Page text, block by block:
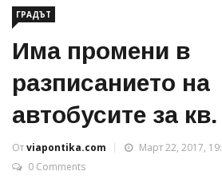
ГРАДЪТ
Има промени в
разписанието на
автобусите за
Отviapontika.com
Март 22, 2017,
0 Comments